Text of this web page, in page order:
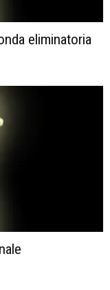
eliminatoria